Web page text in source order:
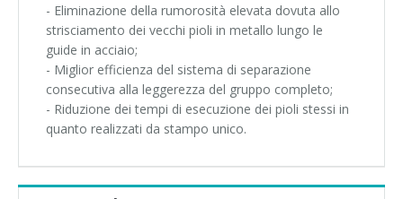
- Eliminazione della rumorosità elevata dovuta allo
strisciamento dei vecchi pioli in metallo lungo le
guide in acciaio;
- Miglior efficienza del sistema di separazione
consecutiva alla leggerezza del gruppo completo;
- Riduzione dei tempi di esecuzione dei pioli stessi in
quanto realizzati da stampo unico.